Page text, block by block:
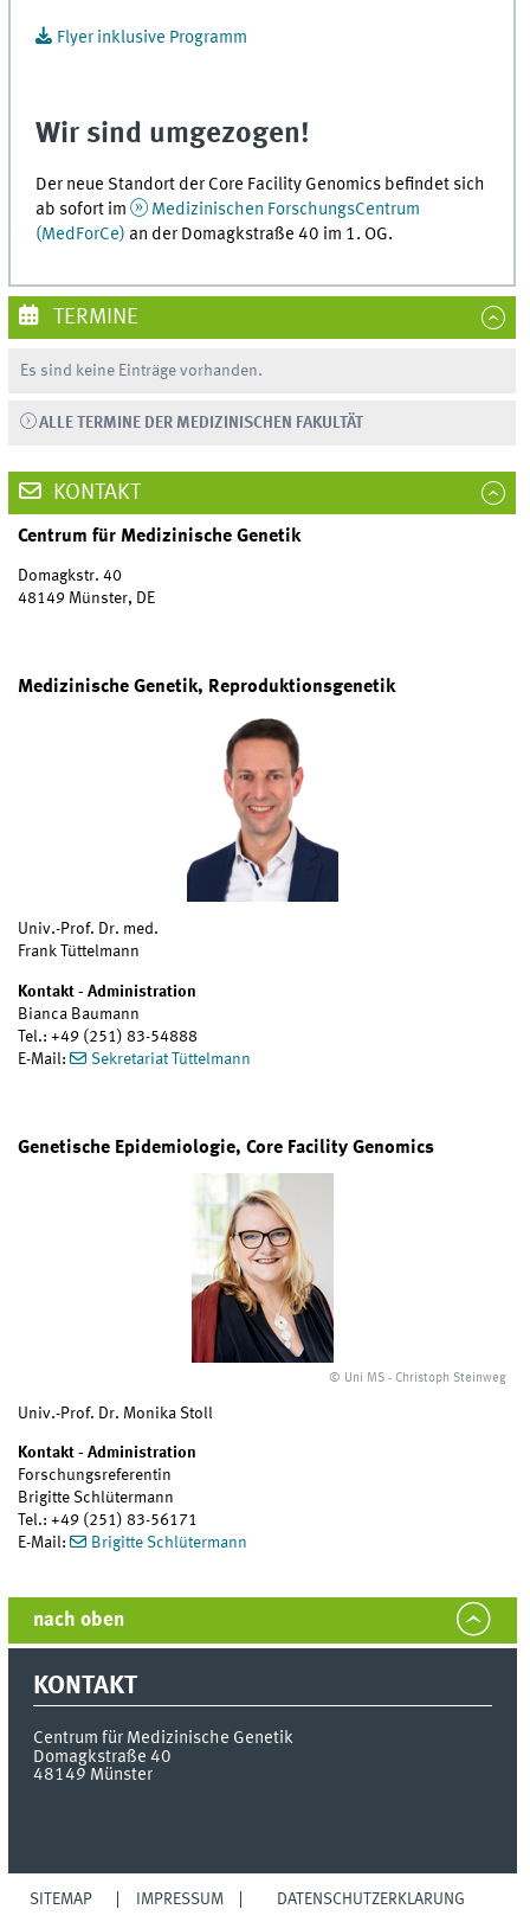
Flyer inklusive Programm
Wir sind umgezogen!
Der neue Standort der Core Facility Genomics befindet sich
ab sofort im
Medizinischen ForschungsCentrum
(MedForCe) an der Domagkstraße 40 im 1. OG.
TERMINE
Es sind keine Einträge vorhanden.
ALLE TERMINE DER MEDIZINISCHEN FAKULTÄT
KONTAKT
Centrum für Medizinische Genetik
Domagkstr. 40
48149 Münster, DE
Medizinische Genetik, Reproduktionsgenetik
Univ.-Prof. Dr. med.
Frank Tüttelmann
Kontakt - Administration
Bianca Baumann
Tel.: +49 (251) 83-54888
E-Mail:
Sekretariat Tüttelmann
Genetische Epidemiologie, Core Facility Genomics
© Uni MS - Christoph Steinweg
Univ.-Prof. Dr. Monika Stoll
Kontakt - Administration
Forschungsreferentin
Brigitte Schlütermann
Tel.: +49 (251) 83-56171
E-Mail:
Brigitte Schlütermann
nach oben
KONTAKT
Centrum für Medizinische Genetik
Domagkstraße 40
48149 Münster
SITEMAP IMPRESSUM DATENSCHUTZERKLÄRUNG